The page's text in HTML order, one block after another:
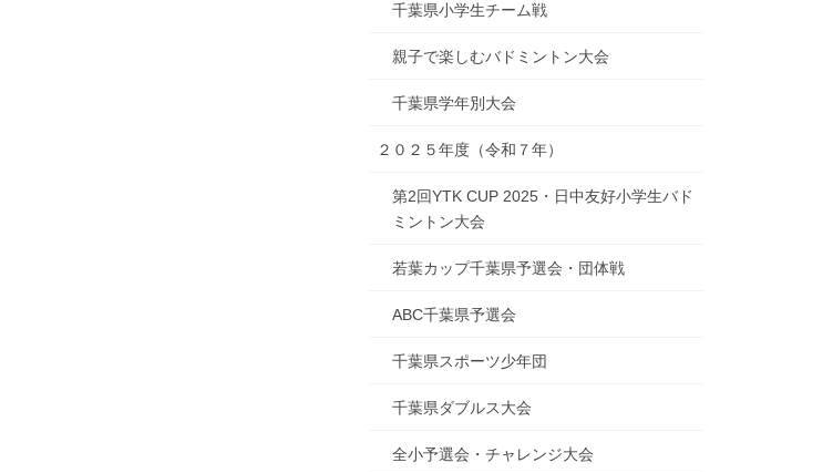
千葉県小学生チーム戦
親子で楽しむバドミントン大会
千葉県学年別大会
２０２５年度（令和７年）
第2回YTK CUP 2025・日中友好小学生バド
ミントン大会
若葉カップ千葉県予選会・団体戦
ABC千葉県予選会
千葉県スポーツ少年団
千葉県ダブルス大会
全小予選会・チャレンジ大会